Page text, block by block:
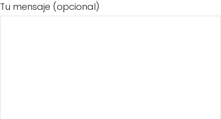
Tu mensaje (opcional)